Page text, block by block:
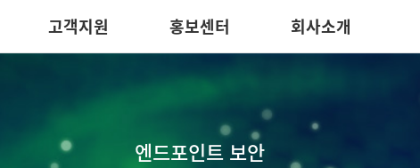
고객지원 홍보센터 회사소개
엔드포인트 보안